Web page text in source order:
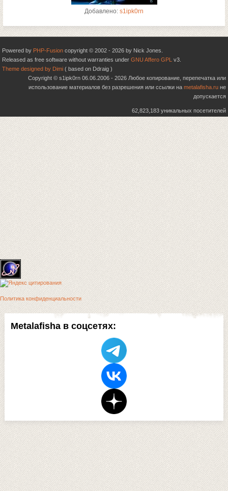
Metalafisha в соцсетях:
Добавлено: s1ipk0rn
Powered by PHP-Fusion copyright © 2002 - 2026 by Nick Jones.
Released as free software without warranties under GNU Affero GPL v3.
Theme designed by Dimi ( based on Ddraig )
Copyright © s1ipk0rn 06.06.2006 - 2026 Любое копирование, перепечатка или
использование материалов без разрешения или ссылки на metalafisha.ru не
допускается
62,823,183 уникальных посетителей
Политика конфиденциальности